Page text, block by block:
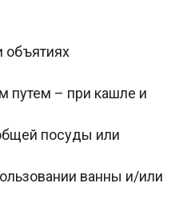
объятиях
путем – при кашле и
посуды или
ванны и/или